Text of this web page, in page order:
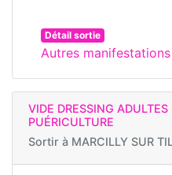
Détail sortie
Autres
VIDE DRESSING
PUÉRICULTURE
Sortir à MARCILLY SUR